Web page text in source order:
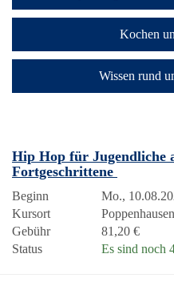
Kochen
Wissen rund
Hip Hop für Jugendliche
Fortgeschrittene
Beginn
Mo.,
Kursort
Gebühr
81,20 €
Status
Es sind noch